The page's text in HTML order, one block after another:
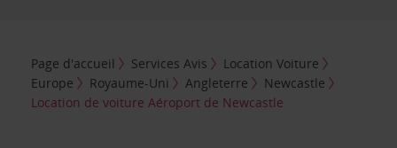
Page d'accueil Services Avis
Location Voiture
Europe
Royaume-Uni Angleterre
Newcastle
Location de voiture Aéroport de Newcastle